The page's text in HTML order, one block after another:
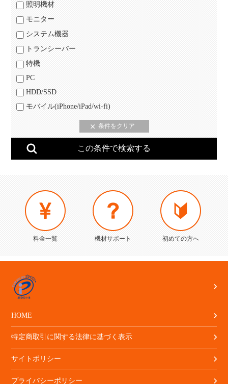
照明機材
モニター
システム機器
トランシーバー
特機
PC
HDD/SSD
モバイル(iPhone/iPad/wi-fi)
料金一覧 機材サポート 初めての方へ
HOME
特定商取引に関する法律に基づく表示
サイトポリシー
プライバシーポリシー